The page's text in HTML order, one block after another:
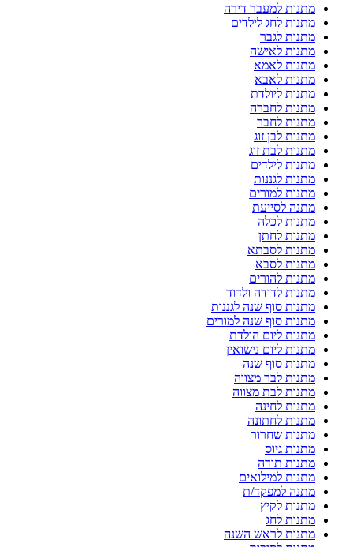
מתנות למעבר דירה
מתנות לחג לילדים
מתנות לגבר
מתנות לאישה
מתנות לאמא
מתנות לאבא
מתנות ליולדת
מתנות לחברה
מתנות לחבר
מתנות לבן זוג
מתנות לבת זוג
מתנות לילדים
מתנות לגננות
מתנות למורים
מתנה לסייעת
מתנות לכלה
מתנות לחתן
מתנות לסבתא
מתנות לסבא
מתנות להורים
מתנות לדודה ולדוד
מתנות סוף שנה לגננות
מתנות סוף שנה למורים
מתנות ליום הולדת
מתנות ליום נישואין
מתנות סוף שנה
מתנות לבר מצווה
מתנות לבת מצווה
מתנות לחינה
מתנות לחתונה
מתנות שחרור
מתנות גיוס
מתנות תודה
מתנות למילואים
מתנה למפקד/ת
מתנות לקיץ
מתנות לחג
מתנות לראש השנה